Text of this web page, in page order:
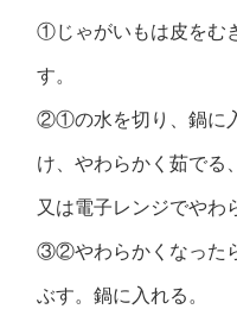
①じゃがいもは皮をむ
す。
②①の水を切り、鍋に
け、やわらかく茹でる、
又は電子レンジでやわ
③②やわらかくなった
ぶす。鍋に入れる。